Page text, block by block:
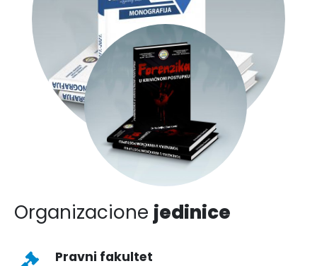
Organizacione jedinice
Pravni fakultet